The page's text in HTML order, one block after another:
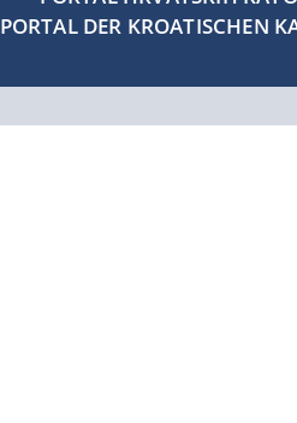
PORTAL DER KROATISCHEN